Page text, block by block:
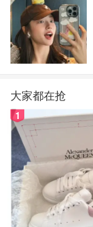
大家都在抢
1